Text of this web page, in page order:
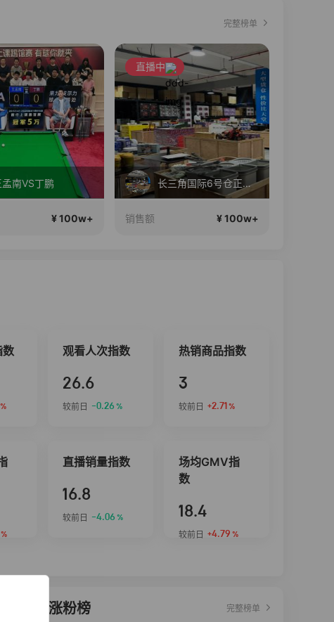
完整榜单
南VS丁鹏
¥ 100w+
直播中
长三角国际6号仓正在直播
销售额 ¥ 100w+
数
%
观看人次指数
26.6
较前日 -0.26 %
热销商品指数
3
较前日 +2.71 %
%
直播销量指数
16.8
较前日 -4.06 %
场均GMV指
数
18.4
较前日 +4.79 %
达人涨粉榜
完整榜单